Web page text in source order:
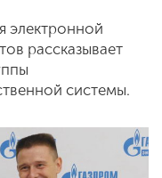
электронной
рассказывает
системы.